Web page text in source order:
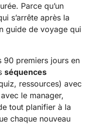
Parce qu’un
s’arrête après la
guide de voyage qui
90 premiers jours en
séquences
ressources) avec
le manager,
tout planifier à la
chaque nouveau